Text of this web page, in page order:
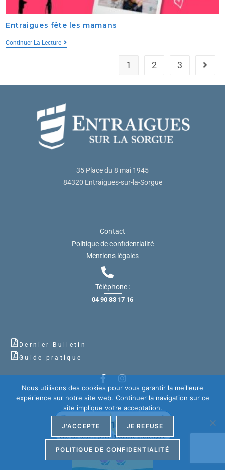
Entraigues fête les mamans
Continuer La Lecture
1 2 3
35 Place du 8 mai 1945
84320 Entraigues-sur-la-Sorgue
Contact
Politique de confidentialité
Mentions légales
Téléphone :
04 90 83 17 16
Dernier Bulletin
Guide pratique
Nous utilisons des cookies pour vous garantir la meilleure
expérience sur notre site web. Continuer la navigation sur ce
site implique votre acceptation.
J'ACCEPTE JE REFUSE
POLITIQUE DE CONFIDENTIALITÉ